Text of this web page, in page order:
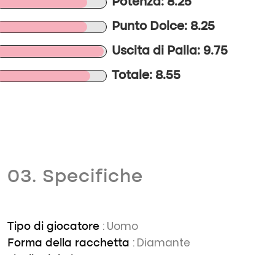
Potenza: 8.25
Punto Dolce: 8.25
Uscita di Palla: 9.75
Totale: 8.55
03. Specifiche
Tipo di giocatore : Uomo
Forma della racchetta : Diamante